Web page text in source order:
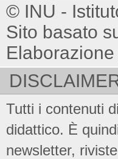
© INU -
Sito basato
Tutti i contenuti
didattico. È
newsletter,